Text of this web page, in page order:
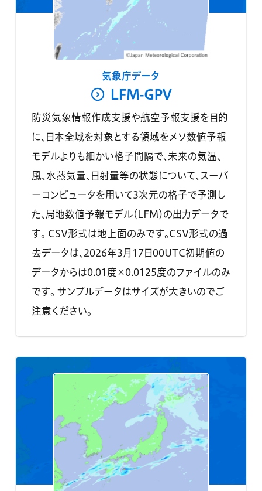
気象庁データ
LFM-GPV
防災気象情報作成支援や航空予報支援を目的
に、日本全域を対象とする領域をメソ数値予報
モデルよりも細かい格子間隔で、未来の気温、
風、水蒸気量、日射量等の状態について、スーパ
ーコンピュータを用いて3次元の格子で予測し
た、局地数値予報モデル（LFM）の出力データで
す。 CSV形式は地上面のみです。CSV形式の過
去データは、2026年3月17日00UTC初期値の
データからは0.01度×0.0125度のファイルのみ
です。 サンプルデータはサイズが大きいのでご
注意ください。